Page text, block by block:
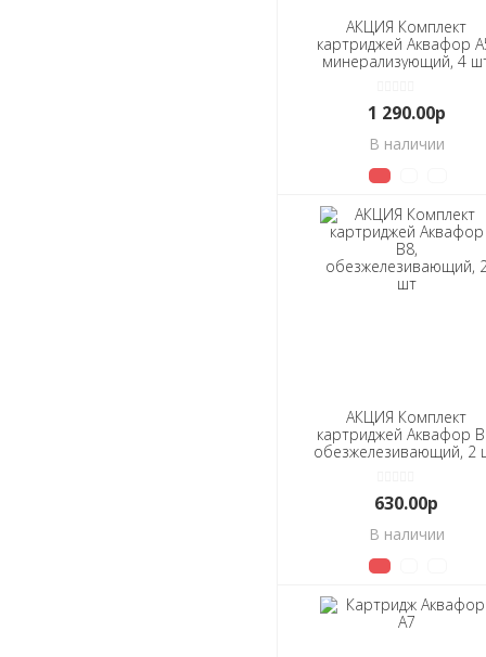
АКЦИЯ Комплект
картриджей Аквафор
минерализующий, 4
1 290.00р
В наличии
АКЦИЯ Комплект
картриджей Аквафор
обезжелезивающий, 2
630.00р
В наличии